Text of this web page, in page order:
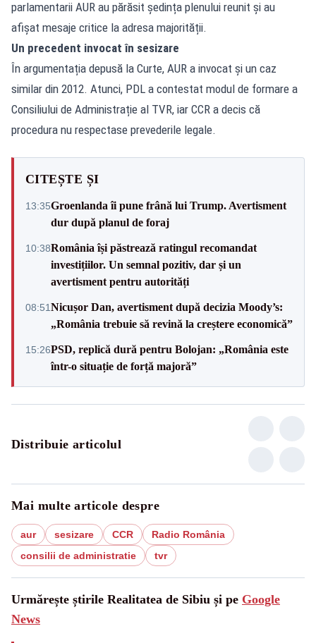
parlamentarii AUR au părăsit ședința plenului reunit și au
afișat mesaje critice la adresa majorității.
Un precedent invocat în sesizare
În argumentația depusă la Curte, AUR a invocat și un caz
similar din 2012. Atunci, PDL a contestat modul de formare a
Consiliului de Administrație al TVR, iar CCR a decis că
procedura nu respectase prevederile legale.
CITEȘTE ȘI
13:35Groenlanda îi pune frână lui Trump. Avertisment
dur după planul de foraj
10:38România își păstrează ratingul recomandat
investițiilor. Un semnal pozitiv, dar și un
avertisment pentru autorități
08:51Nicușor Dan, avertisment după decizia Moody’s:
„România trebuie să revină la creștere economică”
15:26PSD, replică dură pentru Bolojan: „România este
într-o situație de forță majoră”
Distribuie articolul
Mai multe articole despre
aur sesizare CCR
Radio România
consilii de administratie
tvr
Urmărește știrile Realitatea de Sibiu și pe Google
News